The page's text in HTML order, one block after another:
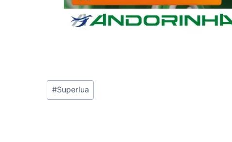
Tags
do
#Superlua